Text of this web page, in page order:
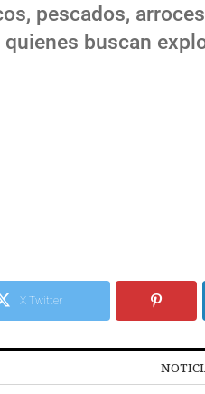
pescados,
buscan
X Twitter